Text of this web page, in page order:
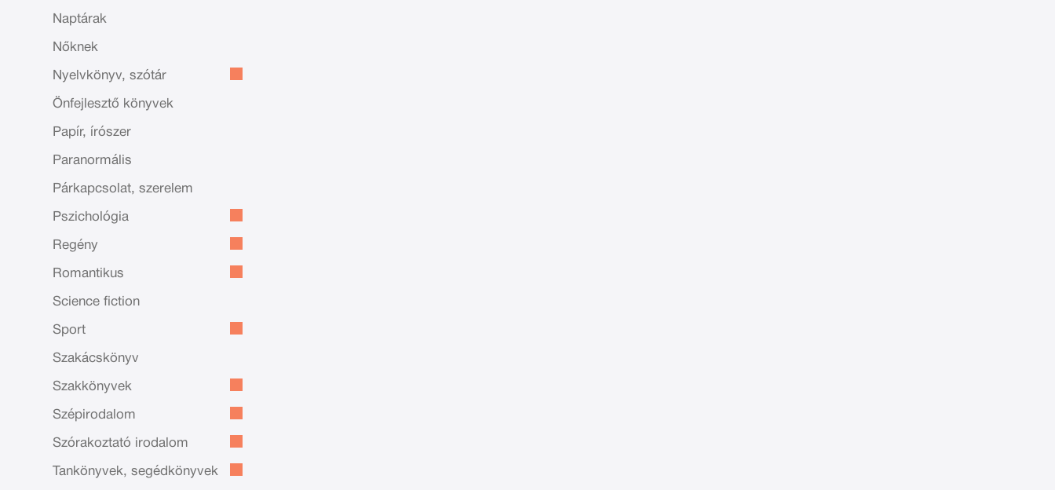
Naptárak
Nőknek
Nyelvkönyv, szótár
Önfejlesztő könyvek
Papír, írószer
Paranormális
Párkapcsolat, szerelem
Pszichológia
Regény
Romantikus
Science fiction
Sport
Szakácskönyv
Szakkönyvek
Szépirodalom
Szórakoztató irodalom
Tankönyvek, segédkönyvek